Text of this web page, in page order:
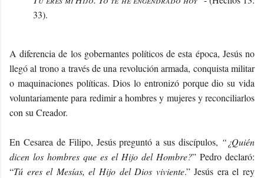
33).
A diferencia de los gobernantes políticos de esta época, Jesús no
llegó al trono a través de una revolución armada, conquista militar
o maquinaciones políticas. Dios lo entronizó porque dio su vida
voluntariamente para redimir a hombres y mujeres y reconciliarlos
con su Creador.
En Cesarea de Filipo, Jesús preguntó a sus discípulos, “¿Quién
dicen los hombres que es el Hijo del Hombre?” Pedro declaró:
“Tú eres el Mesías, el Hijo del Dios viviente.” Jesús era el rey